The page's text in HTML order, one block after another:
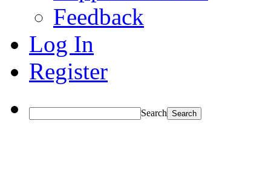
Feedback
Log In
Register
Search